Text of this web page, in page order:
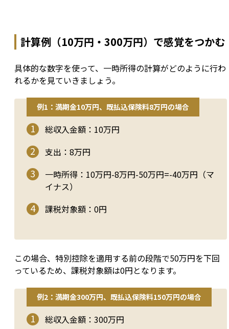
計算例（10万円・300万円）で感覚をつかむ
具体的な数字を使って、一時所得の計算がどのように行わ
れるかを見ていきましょう。
例1：満期金10万円、既払込保険料8万円の場合
総収入金額：10万円
支出：8万円
一時所得：10万円-8万円-50万円=-40万円（マ
イナス）
課税対象額：0円
この場合、特別控除を適用する前の段階で50万円を下回
っているため、課税対象額は0円となります。
例2：満期金300万円、既払込保険料150万円の場合
総収入金額：300万円